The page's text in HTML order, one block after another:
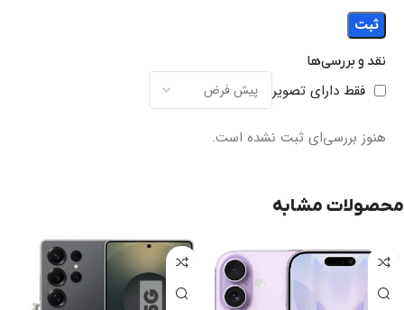
نقد و بررسی‌ها
فقط دارای تصویر
هنوز بررسی‌ای ثبت نشده است.
محصولات مشابه